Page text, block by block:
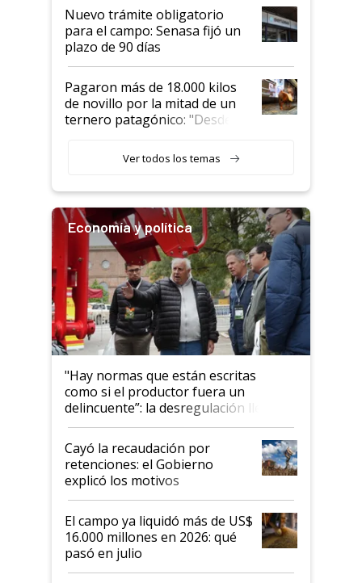
Nuevo trámite obligatorio
para el campo: Senasa fijó un
plazo de 90 días
Pagaron más de 18.000 kilos
de novillo por la mitad de un
ternero patagónico: "Desde
llamar la atención"
Ver todos los temas
Economía y política
"Hay normas que están escritas
como si el productor fuera un
delincuente”: la desregulación llegó
al Congreso Aapresid y hasta se
habló del financiamiento al IPCVA
Cayó la recaudación por
retenciones: el Gobierno
explicó los motivos
El campo ya liquidó más de US$
16.000 millones en 2026: qué
pasó en julio